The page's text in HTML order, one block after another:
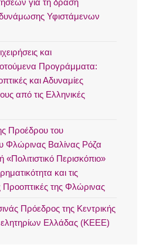
Υφιστάμενων
και
Προγράμματα:
και Αδυναμίες
από τις Ελληνικές
Προέδρου του
Φλώρινας Βαλίνας Ρόζα
Περισκόπιο»
και τις
Προοπτικές της Φλώρινας
Πρόεδρος της Κεντρικής
Ελλάδας (ΚΕΕΕ)